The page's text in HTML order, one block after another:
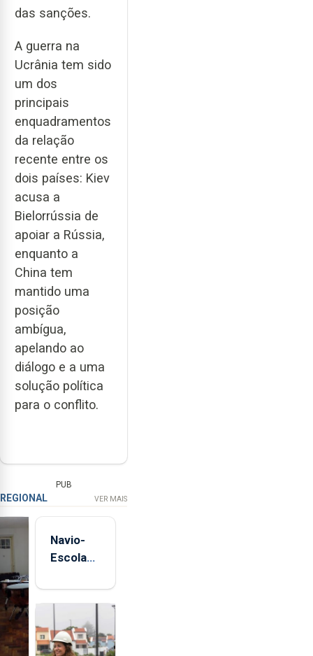
das sanções.
A guerra na
Ucrânia tem sido
um dos
principais
enquadramentos
da relação
recente entre os
dois países: Kiev
acusa a
Bielorrússia de
apoiar a Rússia,
enquanto a
China tem
mantido uma
posição
ambígua,
apelando ao
diálogo e a uma
solução política
para o conflito.
PUB
REGIONAL VER MAIS
Navio-
Escola
está de
aos
Açores